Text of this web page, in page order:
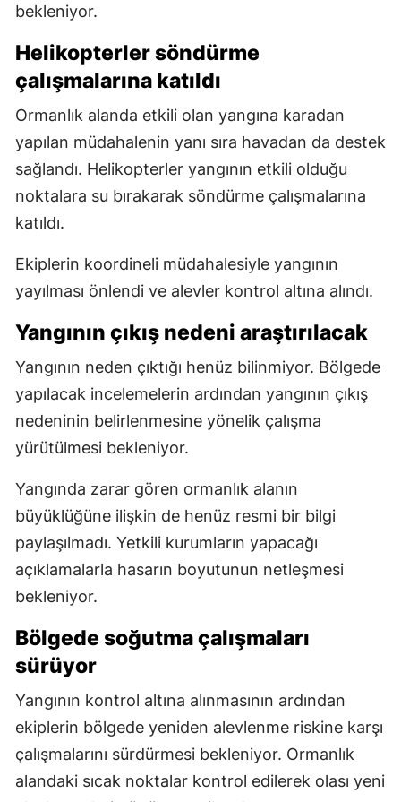
bekleniyor.
Helikopterler söndürme
çalışmalarına katıldı
Ormanlık alanda etkili olan yangına karadan
yapılan müdahalenin yanı sıra havadan da destek
sağlandı. Helikopterler yangının etkili olduğu
noktalara su bırakarak söndürme çalışmalarına
katıldı.
Ekiplerin koordineli müdahalesiyle yangının
yayılması önlendi ve alevler kontrol altına alındı.
Yangının çıkış nedeni araştırılacak
Yangının neden çıktığı henüz bilinmiyor. Bölgede
yapılacak incelemelerin ardından yangının çıkış
nedeninin belirlenmesine yönelik çalışma
yürütülmesi bekleniyor.
Yangında zarar gören ormanlık alanın
büyüklüğüne ilişkin de henüz resmi bir bilgi
paylaşılmadı. Yetkili kurumların yapacağı
açıklamalarla hasarın boyutunun netleşmesi
bekleniyor.
Bölgede soğutma çalışmaları
sürüyor
Yangının kontrol altına alınmasının ardından
ekiplerin bölgede yeniden alevlenme riskine karşı
çalışmalarını sürdürmesi bekleniyor. Ormanlık
alandaki sıcak noktalar kontrol edilerek olası yeni